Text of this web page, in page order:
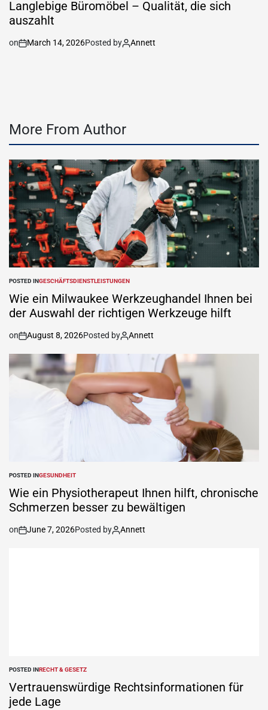
Langlebige Büromöbel – Qualität, die sich
auszahlt
on March 14, 2026Posted by Annett
More From Author
POSTED INGESCHÄFTSDIENSTLEISTUNGEN
Wie ein Milwaukee Werkzeughandel Ihnen bei
der Auswahl der richtigen Werkzeuge hilft
on August 8, 2026Posted by Annett
POSTED INGESUNDHEIT
Wie ein Physiotherapeut Ihnen hilft, chronische
Schmerzen besser zu bewältigen
on June 7, 2026Posted by Annett
POSTED IN RECHT & GESETZ
Vertrauenswürdige Rechtsinformationen für
jede Lage